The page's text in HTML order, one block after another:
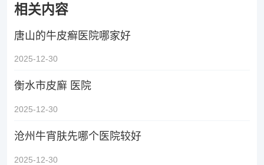
相关内容
唐山的牛皮癣医院哪家好
2025-12-30
衡水市皮廯 医院
2025-12-30
沧州牛宵肤先哪个医院较好
2025-12-30